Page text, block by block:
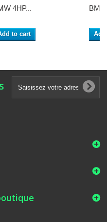
4HP...
to cart